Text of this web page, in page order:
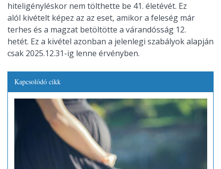
hiteligényléskor nem tölthette be 41. életévét. Ez
alól kivételt képez az az eset, amikor a feleség már
terhes és a magzat betöltötte a várandósság 12.
hetét. Ez a kivétel azonban a jelenlegi szabályok alapján
csak 2025.12.31-ig lenne érvényben.
Kapcsolódó cikk